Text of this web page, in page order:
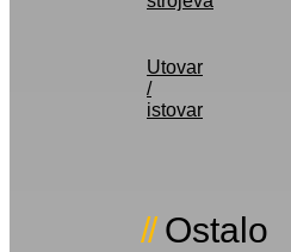
Utovar
/
istovar
Ostalo